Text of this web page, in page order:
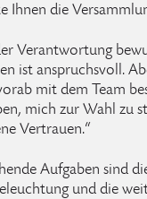
Ihnen die
Verantwortung
ist anspruchsvoll.
mit dem Team
mich zur Wahl zu
Vertrauen.“
Aufgaben sind
und die